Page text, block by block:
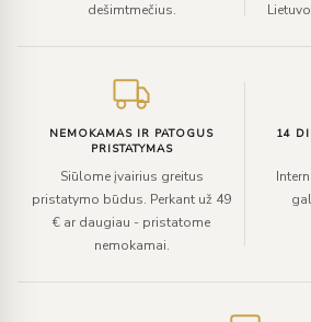
dešimtmečius.
NEMOKAMAS IR PATOGUS
PRISTATYMAS
Siūlome įvairius greitus
pristatymo būdus. Perkant už 49
€ ar daugiau - pristatome
nemokamai.
14